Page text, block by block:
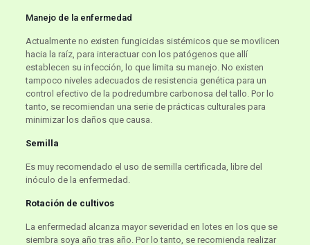
Manejo de la enfermedad
Actualmente no existen fungicidas sistémicos que se movilicen
hacia la raíz, para interactuar con los patógenos que allí
establecen su infección, lo que limita su manejo. No existen
tampoco niveles adecuados de resistencia genética para un
control efectivo de la podredumbre carbonosa del tallo. Por lo
tanto, se recomiendan una serie de prácticas culturales para
minimizar los daños que causa.
Semilla
Es muy recomendado el uso de semilla certificada, libre del
inóculo de la enfermedad.
Rotación de cultivos
La enfermedad alcanza mayor severidad en lotes en los que se
siembra soya año tras año. Por lo tanto, se recomienda realizar